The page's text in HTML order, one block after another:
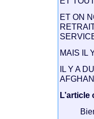
ET ON
MAIS IL
IL Y A